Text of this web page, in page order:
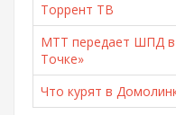
Торрент ТВ
МТТ передает ШПД в
Точке»
Что курят в